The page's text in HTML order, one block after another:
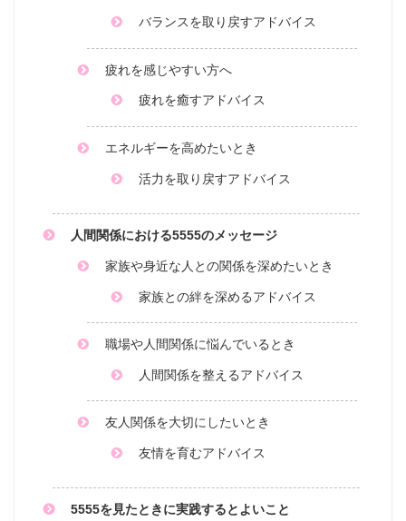
バランスを取り戻すアドバイス
疲れを感じやすい方へ
疲れを癒すアドバイス
エネルギーを高めたいとき
活力を取り戻すアドバイス
人間関係における5555のメッセージ
家族や身近な人との関係を深めたいとき
家族との絆を深めるアドバイス
職場や人間関係に悩んでいるとき
人間関係を整えるアドバイス
友人関係を大切にしたいとき
友情を育むアドバイス
5555を見たときに実践するとよいこと